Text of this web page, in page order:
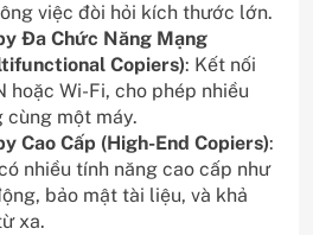
việc đòi hỏi kích thước lớn.
Đa Chức Năng Mạng
Copiers): Kết nối
hoặc Wi-Fi, cho phép nhiều
cùng một máy.
Cao Cấp (High-End Copiers):
nhiều tính năng cao cấp như
bảo mật tài liệu, và khả
xa.